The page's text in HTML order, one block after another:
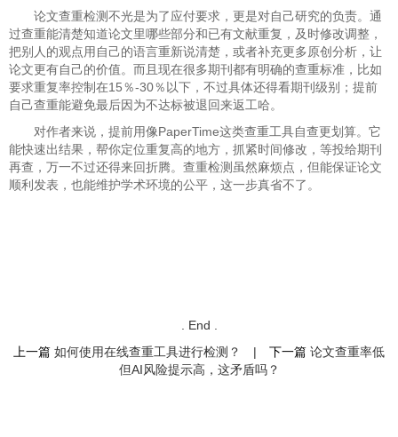
论文查重检测不光是为了应付要求，更是对自己研究的负责。通
过查重能清楚知道论文里哪些部分和已有文献重复，及时修改调整，
把别人的观点用自己的语言重新说清楚，或者补充更多原创分析，让
论文更有自己的价值。而且现在很多期刊都有明确的查重标准，比如
要求重复率控制在15％-30％以下，不过具体还得看期刊级别；提前
自己查重能避免最后因为不达标被退回来返工哈。
对作者来说，提前用像PaperTime这类查重工具自查更划算。它
能快速出结果，帮你定位重复高的地方，抓紧时间修改，等投给期刊
再查，万一不过还得来回折腾。查重检测虽然麻烦点，但能保证论文
顺利发表，也能维护学术环境的公平，这一步真省不了。
. End .
上一篇 如何使用在线查重工具进行检测？ | 下一篇 论文查重率低
但AI风险提示高，这矛盾吗？